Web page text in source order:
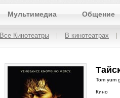
Мультимедиа Общение
Все Кинотеатры В кинотеатрах
Tom yum
Кино